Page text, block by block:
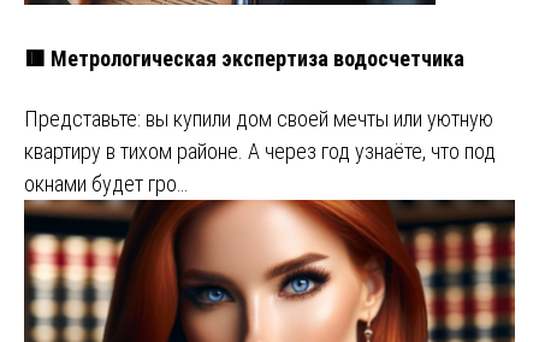
🟥 Метрологическая экспертиза водосчетчика
Представьте: вы купили дом своей мечты или уютную
квартиру в тихом районе. А через год узнаёте, что под
окнами будет гро…